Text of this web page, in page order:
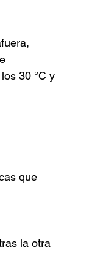
30 °C y
que
la otra